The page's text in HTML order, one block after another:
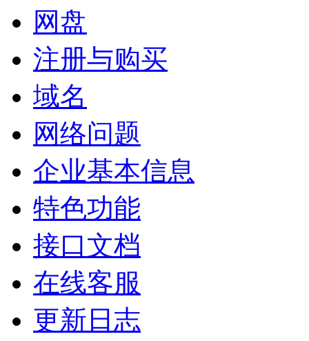
网盘
注册与购买
域名
网络问题
企业基本信息
特色功能
接口文档
在线客服
更新日志